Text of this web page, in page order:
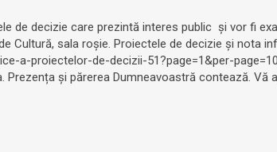
de decizie care prezintă interes public și vor fi
Cultură, sala roșie. Proiectele de decizie și nota
a-proiectelor-de-decizii-51?page=1&per-
Prezența și părerea Dumneavoastră contează. Vă